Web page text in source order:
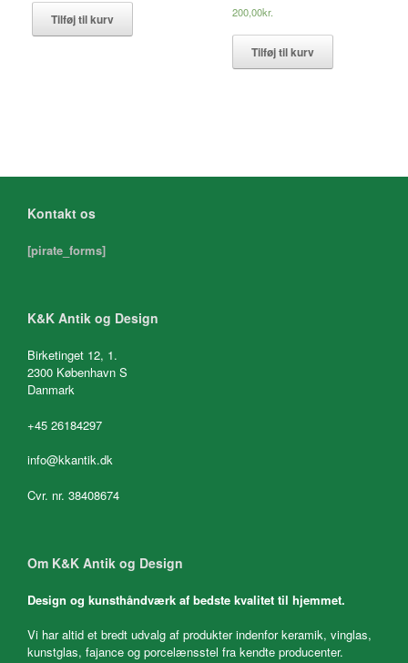
Tilføj til kurv 200,00kr.
Tilføj til kurv
Kontakt os
[pirate_forms]
K&K Antik og Design
Birketinget 12, 1.
2300 København S
Danmark
+45 26184297
info@kkantik.dk
Cvr. nr. 38408674
Om K&K Antik og Design
Design og kunsthåndværk af bedste kvalitet til hjemmet.
Vi har altid et bredt udvalg af produkter indenfor keramik, vinglas,
kunstglas, fajance og porcelænsstel fra kendte producenter.